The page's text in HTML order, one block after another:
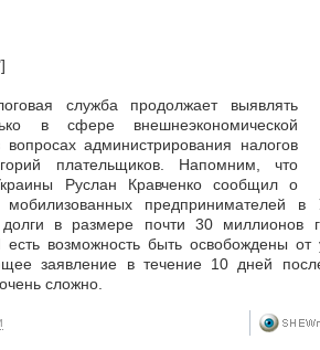
служба продолжает выявлять
в сфере внешнеэкономической
администрирования налогов
плательщиков. Напомним, что
Руслан Кравченко сообщил о
предпринимателей в
долги в размере почти 30 миллионов
возможность быть освобождены от
заявление в течение 10 дней
сложно.